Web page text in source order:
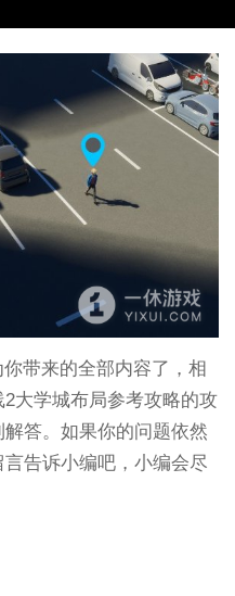
带来的全部内容了，相
大学城布局参考攻略的攻
答。如果你的问题依然
告诉小编吧，小编会尽